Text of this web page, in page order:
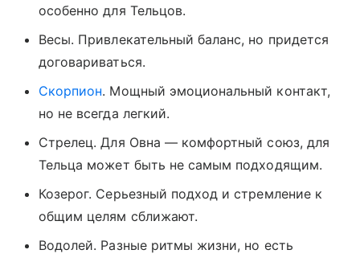
особенно для Тельцов.
Весы. Привлекательный баланс, но придется
договариваться.
Скорпион. Мощный эмоциональный контакт,
но не всегда легкий.
Стрелец. Для Овна — комфортный союз, для
Тельца может быть не самым подходящим.
Козерог. Серьезный подход и стремление к
общим целям сближают.
Водолей. Разные ритмы жизни, но есть